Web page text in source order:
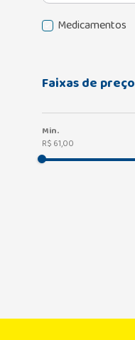
Medicamentos
Faixas de preço
R$ 61,00